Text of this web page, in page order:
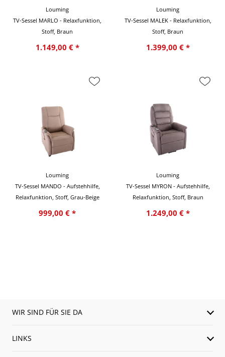
Louming
TV-Sessel MARLO - Relaxfunktion,
Stoff, Braun
1.149,00 € *
Louming
TV-Sessel MALEK - Relaxfunktion,
Stoff, Braun
1.399,00 € *
Louming
TV-Sessel MANDO - Aufstehhilfe,
Relaxfunktion, Stoff, Grau-Beige
999,00 € *
Louming
TV-Sessel MYRON - Aufstehhilfe,
Relaxfunktion, Stoff, Braun
1.249,00 € *
WIR SIND FÜR SIE DA
LINKS